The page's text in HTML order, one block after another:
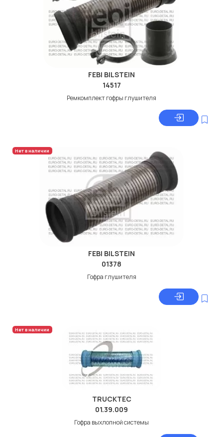
FEBI BILSTEIN
14517
Ремкомплект гофры глушителя
Нет в наличии
FEBI BILSTEIN
01378
Гофра глушителя
Нет в наличии
TRUCKTEC
01.39.009
Гофра выхлопной системы